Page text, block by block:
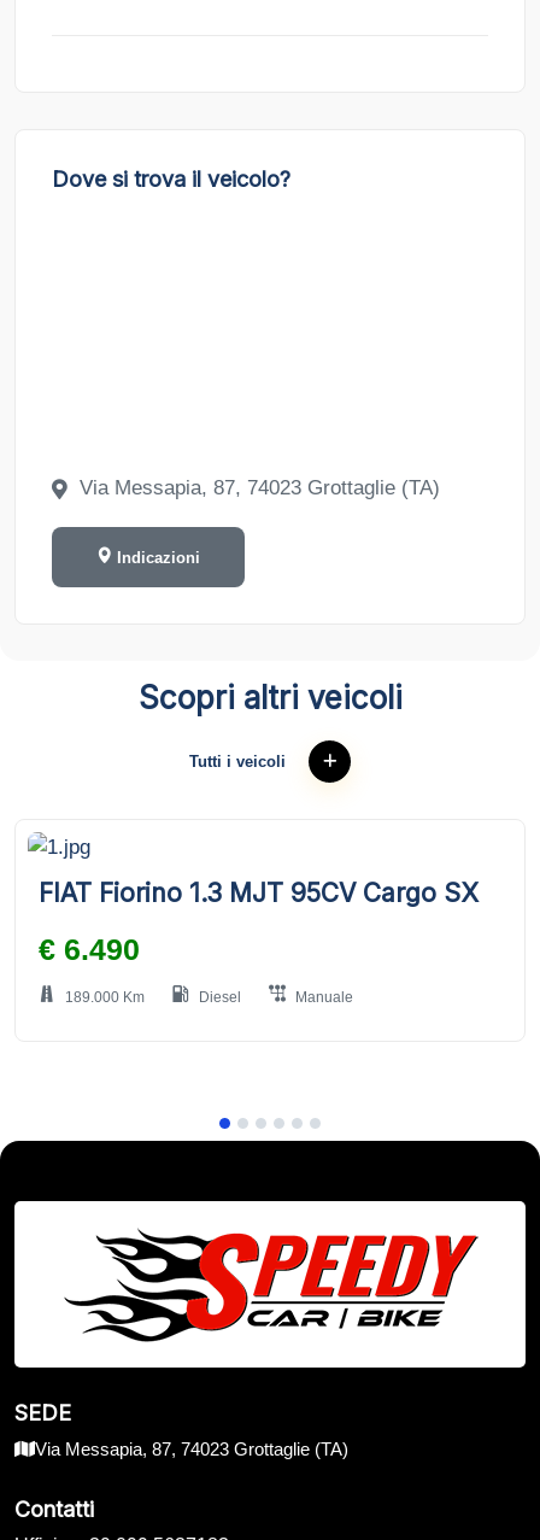
Dove si trova il veicolo?
Via Messapia, 87, 74023 Grottaglie (TA)
Indicazioni
Scopri altri veicoli
Tutti i veicoli
FIAT Fiorino 1.3 MJT 95CV Cargo SX
€ 6.490
189.000 Km Diesel Manuale
SEDE
Via Messapia, 87, 74023 Grottaglie (TA)
Contatti